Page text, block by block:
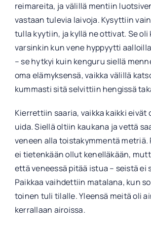
reimareita, ja välillä mentiin
vastaan tulevia laivoja. Kysyttiin
tulla kyytiin, ja kyllä ne ottivat. Se oli
varsinkin kun vene hyppyytti
– se hytkyi kuin kenguru siellä
oma elämyksensä, vaikka välillä
kummasti sitä selvittiin hengissä
Kierrettiin saaria, vaikka kaikki eivät
uida. Siellä oltiin kaukana ja vettä
veneen alla toistakymmentä metriä.
ei tietenkään ollut kenelläkään,
että veneessä pitää istua – seistä ei
Paikkaa vaihdettiin matalana, kun
toinen tuli tilalle. Yleensä meitä oli
kerrallaan airoissa.